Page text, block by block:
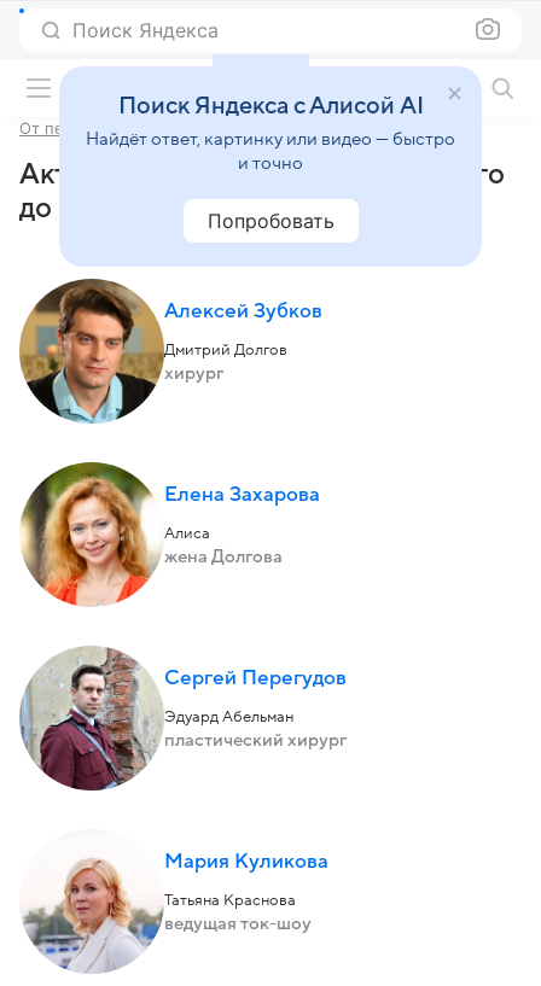
Поиск Яндекса
От первого до последнего слова
Актеры и роли сериала «От первого
до последнего слова» (2016)
Алексей Зубков
Дмитрий Долгов
хирург
Елена Захарова
Алиса
жена Долгова
Сергей Перегудов
Эдуард Абельман
пластический хирург
Мария Куликова
Татьяна Краснова
ведущая ток-шоу
Поиск Яндекса с Алисой AI
Найдёт ответ, картинку или видео — быстро
и точно
Попробовать